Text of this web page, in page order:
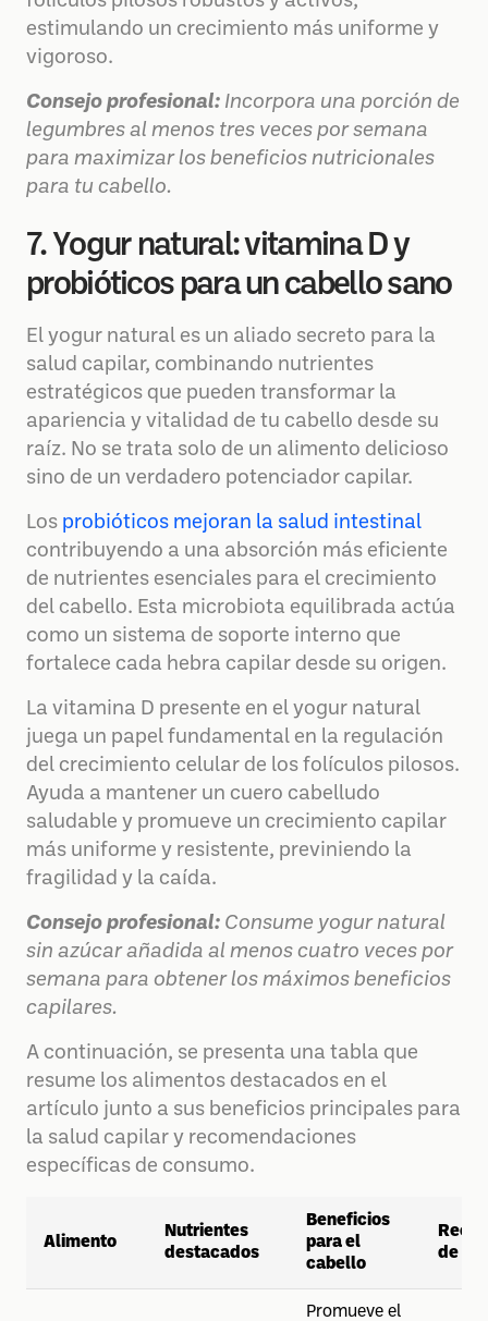
estimulando un crecimiento más uniforme y
vigoroso.
Consejo profesional: Incorpora una porción de
legumbres al menos tres veces por semana
para maximizar los beneficios nutricionales
para tu cabello.
7. Yogur natural: vitamina D y
probióticos para un cabello sano
El yogur natural es un aliado secreto para la
salud capilar, combinando nutrientes
estratégicos que pueden transformar la
apariencia y vitalidad de tu cabello desde su
raíz. No se trata solo de un alimento delicioso
sino de un verdadero potenciador capilar.
Los probióticos mejoran la salud intestinal
contribuyendo a una absorción más eficiente
de nutrientes esenciales para el crecimiento
del cabello. Esta microbiota equilibrada actúa
como un sistema de soporte interno que
fortalece cada hebra capilar desde su origen.
La vitamina D presente en el yogur natural
juega un papel fundamental en la regulación
del crecimiento celular de los folículos pilosos.
Ayuda a mantener un cuero cabelludo
saludable y promueve un crecimiento capilar
más uniforme y resistente, previniendo la
fragilidad y la caída.
Consejo profesional: Consume yogur natural
sin azúcar añadida al menos cuatro veces por
semana para obtener los máximos beneficios
capilares.
A continuación, se presenta una tabla que
resume los alimentos destacados en el
artículo junto a sus beneficios principales para
la salud capilar y recomendaciones
específicas de consumo.
Alimento
Nutrientes
destacados
Beneficios
para el
cabello
de
Promueve el